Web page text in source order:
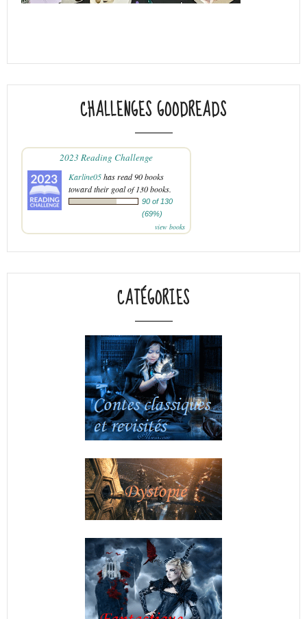
CHALLENGES GOODREADS
2023 Reading Challenge
Karline05has read 90 books
toward their goal of 130 books.
90 of 130
(69%)
view books
CATÉGORIES